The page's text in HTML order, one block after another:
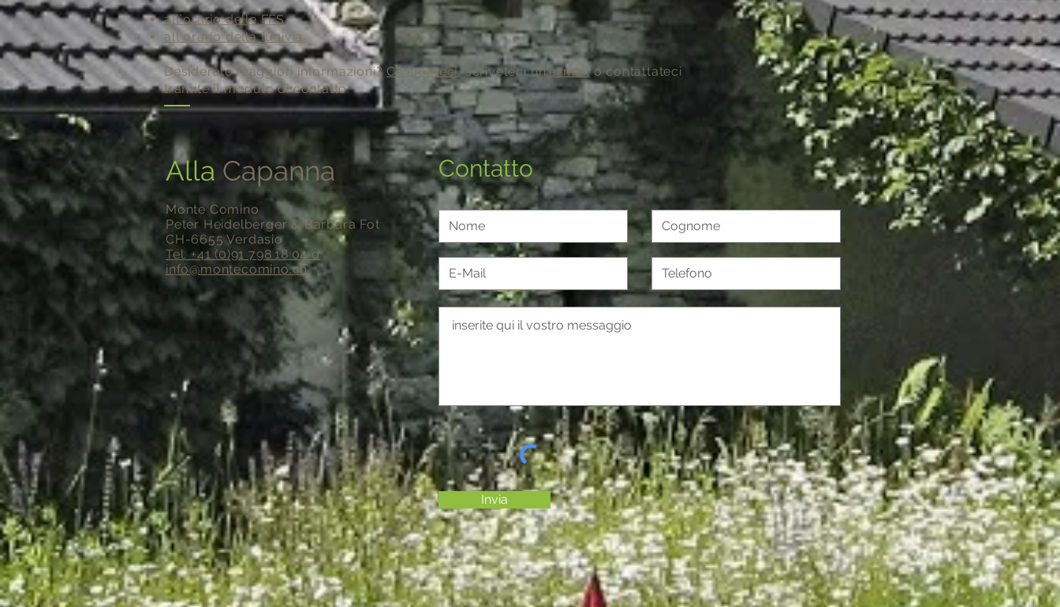
all`orario delle FFS
all`orario della funivia
Desiderate maggiori informazioni?Chiamateci, scriveteci un'e-mailo contattateci
tramite il modulo di contatto.
Alla Capanna
Monte Comino
Peter Heidelberger & Barbara Fot
CH-6655 Verdasio
Tel. +41 (0)91 798 18 04 o
info@montecomino.ch
Contatto
Invia